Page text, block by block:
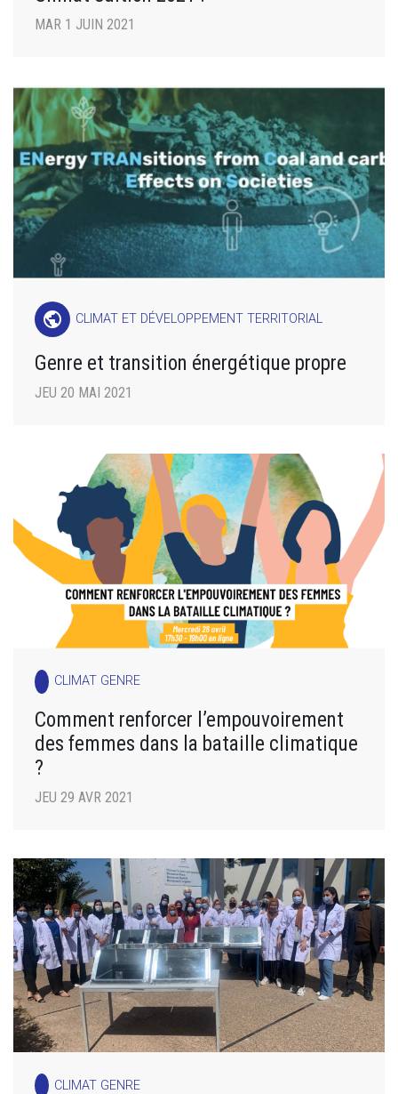
MAR 1 JUIN 2021
public CLIMAT ET DÉVELOPPEMENT TERRITORIAL
Genre et transition énergétique propre
JEU 20 MAI 2021
CLIMAT GENRE
Comment renforcer l’empouvoirement
des femmes dans la bataille climatique
?
JEU 29 AVR 2021
CLIMAT GENRE